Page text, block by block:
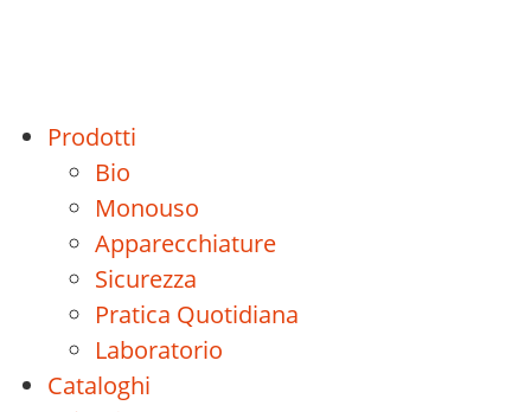
Prodotti
Bio
Monouso
Apparecchiature
Sicurezza
Pratica Quotidiana
Laboratorio
Cataloghi